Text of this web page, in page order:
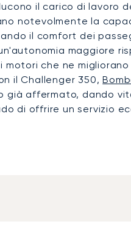
il carico di lavoro
notevolmente la
il comfort dei
maggiore
motori che ne
il Challenger 350,
già affermato, dando
di offrire un servizio